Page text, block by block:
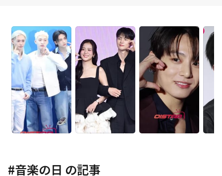
#音楽の日 の記事